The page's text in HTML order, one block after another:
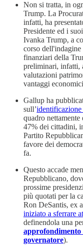
Non si tratta, in
Trump. La
infatti, ha
Presidente ed i
Ivanka Trump, a
corso
finanziari della
preliminari, infatti,
valutazioni
vantaggi
Gallup ha
sull’
quadro
47% dei cittadini,
Partito
favore dei
fa.
Questo accade
Repubblicano,
prossime
più quotati per la
Ron DeSantis, ex
iniziato a sferrare
definendola una
approfondimento
governatore).